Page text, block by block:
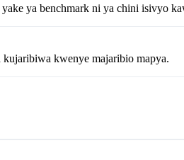
yake ya benchmark ni ya chini isivyo
kwenye majaribio mapya.